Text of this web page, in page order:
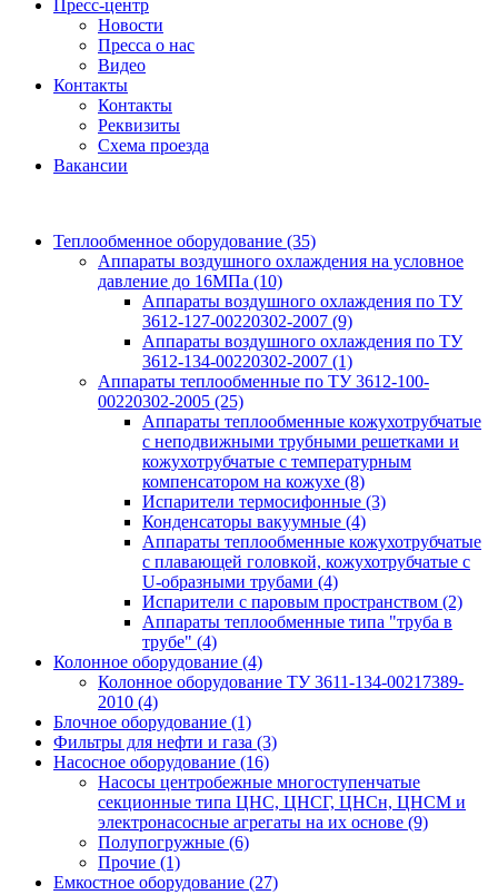
Пресс-центр
Новости
Пресса о нас
Видео
Контакты
Контакты
Реквизиты
Схема проезда
Вакансии
Теплообменное оборудование (35)
Аппараты воздушного охлаждения на условное
давление до 16МПа (10)
Аппараты воздушного охлаждения по ТУ
3612-127-00220302-2007 (9)
Аппараты воздушного охлаждения по ТУ
3612-134-00220302-2007 (1)
Аппараты теплообменные по ТУ 3612-100-
00220302-2005 (25)
Аппараты теплообменные кожухотрубчатые
с неподвижными трубными решетками и
кожухотрубчатые с температурным
компенсатором на кожухе (8)
Испарители термосифонные (3)
Конденсаторы вакуумные (4)
Аппараты теплообменные кожухотрубчатые
с плавающей головкой, кожухотрубчатые с
U-образными трубами (4)
Испарители с паровым пространством (2)
Аппараты теплообменные типа "труба в
трубе" (4)
Колонное оборудование (4)
Колонное оборудование ТУ 3611-134-00217389-
2010 (4)
Блочное оборудование (1)
Фильтры для нефти и газа (3)
Насосное оборудование (16)
Насосы центробежные многоступенчатые
секционные типа ЦНС, ЦНСГ, ЦНСн, ЦНСМ и
электронасосные агрегаты на их основе (9)
Полупогружные (6)
Прочие (1)
Емкостное оборудование (27)